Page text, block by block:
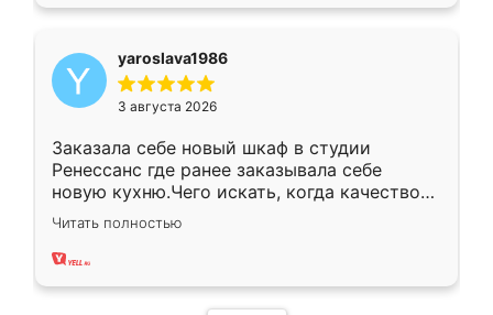
yaroslava1986
3 августа 2026
Заказала себе новый шкаф в студии
Ренессанс где ранее заказывала себе
новую кухню.Чего искать, когда качеством
вполне довольна. Служит кухня уже почти
два года, нареканий нет.
Читать полностью